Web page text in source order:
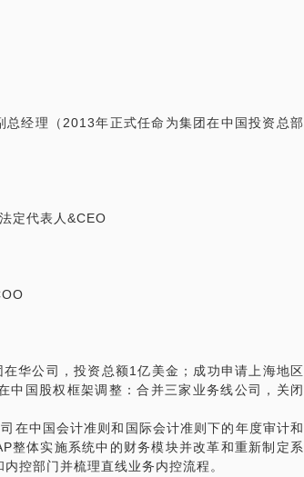
经理（2013年正式任命为集团在中国投资总部
定代表人&CEO
华公司，投资总额1亿美金；成功申请上海地区
中国股权框架调整：合并三家业务线公司，关闭
在中国会计准则和国际会计准则下的年度审计和
整体实施系统中的财务模块并改革和重新制定系
控部门并梳理直线业务内控流程。